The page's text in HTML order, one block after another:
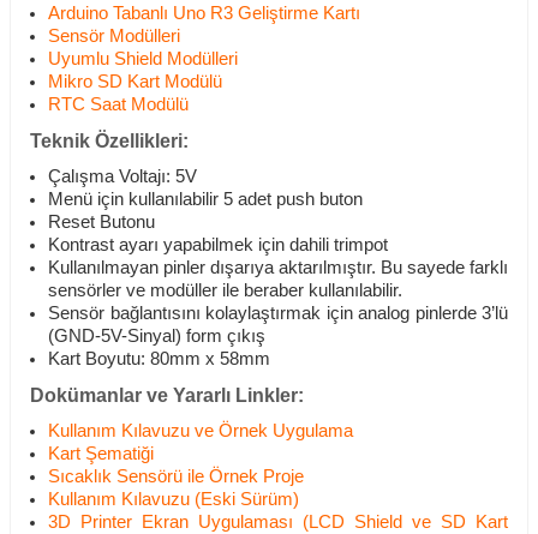
Arduino Tabanlı Uno R3 Geliştirme Kartı
Sensör Modülleri
Uyumlu Shield Modülleri
Mikro SD Kart Modülü
RTC Saat Modülü
Teknik Özellikleri:
Çalışma Voltajı: 5V
Menü için kullanılabilir 5 adet push buton
Reset Butonu
Kontrast ayarı yapabilmek için dahili trimpot
Kullanılmayan pinler dışarıya aktarılmıştır. Bu sayede farklı
sensörler ve modüller ile beraber kullanılabilir.
Sensör bağlantısını kolaylaştırmak için analog pinlerde 3’lü
(GND-5V-Sinyal) form çıkış
Kart Boyutu: 80mm x 58mm
Dokümanlar ve Yararlı Linkler:
Kullanım Kılavuzu ve Örnek Uygulama
Kart Şematiği
Sıcaklık Sensörü ile Örnek Proje
Kullanım Kılavuzu (Eski Sürüm)
3D Printer Ekran Uygulaması (LCD Shield ve SD Kart